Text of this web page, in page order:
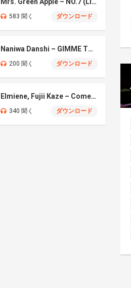
583 聞く ダウンロード
Naniwa Danshi – GIMME THE DAY
200 聞く ダウンロード
Elmiene, Fujii Kaze – Comets Gold
340 聞く ダウンロード